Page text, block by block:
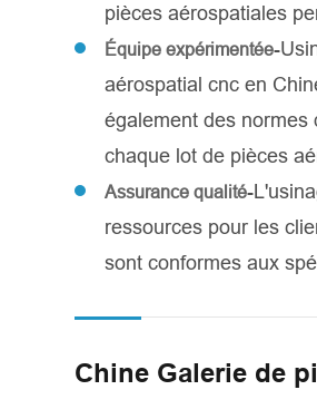
pièces aérospatiales
Équipe expérimentée-
aérospatial cnc en
également des normes
chaque lot de pièces
Assurance qualité-
ressources pour les
sont conformes aux
Chine Galerie de